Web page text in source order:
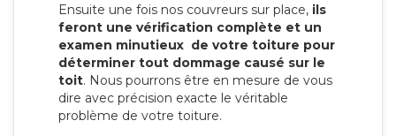
Ensuite une fois nos couvreurs sur place, ils
feront une vérification complète et un
examen minutieux de votre toiture pour
déterminer tout dommage causé sur le
toit. Nous pourrons être en mesure de vous
dire avec précision exacte le véritable
problème de votre toiture.